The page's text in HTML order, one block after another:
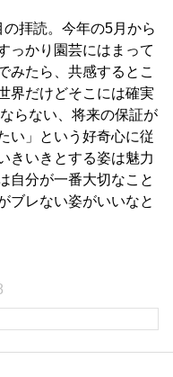
拝読。今年の5月から
っかり園芸にはまって
みたら、共感するとこ
界だけどそこには確実
らない、将来の保証が
い」という好奇心に従
きいきとする姿は魅力
自分が一番大切なこと
ブレない姿がいいなと